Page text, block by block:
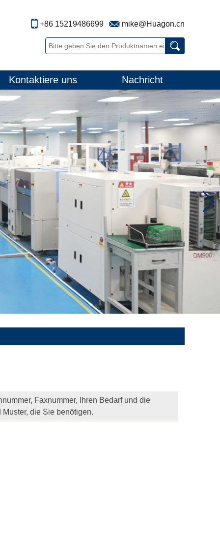
+86 15219486699 mike@Huagon.cn
Kontaktiere uns Nachricht
Faxnummer, Ihren Bedarf und die
die Sie benötigen.